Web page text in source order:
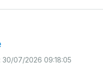
30/07/2026 09:18:05